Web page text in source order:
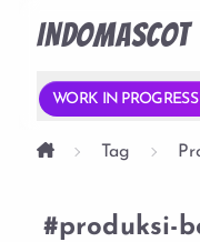
INDOMASCOT
WORK IN PROGRESS
Tag
#produksi-